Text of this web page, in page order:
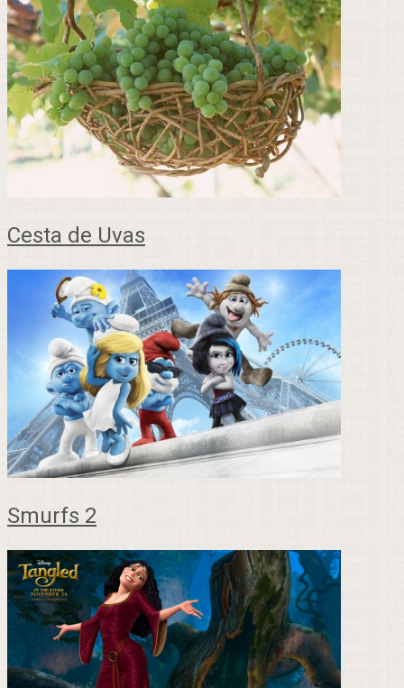
Cesta de Uvas
Smurfs 2